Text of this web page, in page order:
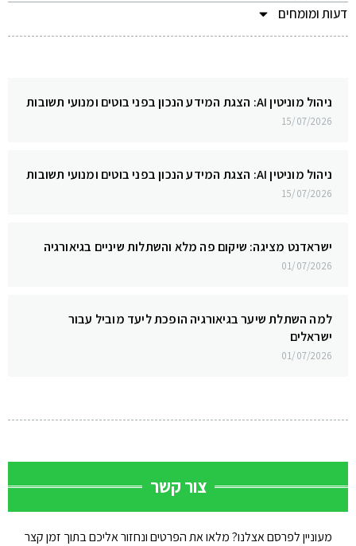
דעות ומומחים
ניהול מוניטין AI: הצגת המידע הנכון בפני בוטים ומנועי תשובות
15/07/2026
ניהול מוניטין AI: הצגת המידע הנכון בפני בוטים ומנועי תשובות
15/07/2026
ישראדנט מציגה: שיקום פה מלא והשתלות שיניים בגיאורגיה
01/07/2026
למה השתלת שיער בגיאורגיה הופכת ליעד מוביל עבור
ישראלים
01/07/2026
צור קשר
מעוניין לפרסם אצלנו? מלאו את הפרטים ונחזור אליכם בתוך זמן קצר